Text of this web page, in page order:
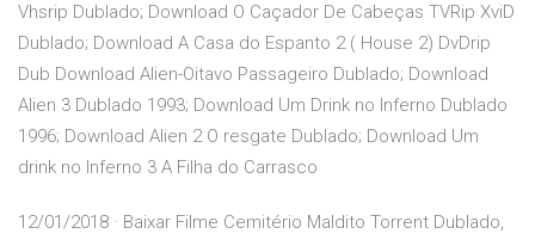
Vhsrip Dublado; Download O Caçador De Cabeças TVRip XviD
Dublado; Download A Casa do Espanto 2 ( House 2) DvDrip
Dub Download Alien-Oitavo Passageiro Dublado; Download
Alien 3 Dublado 1993; Download Um Drink no Inferno Dublado
1996; Download Alien 2 O resgate Dublado; Download Um
drink no Inferno 3 A Filha do Carrasco
12/01/2018 · Baixar Filme Cemitério Maldito Torrent Dublado,